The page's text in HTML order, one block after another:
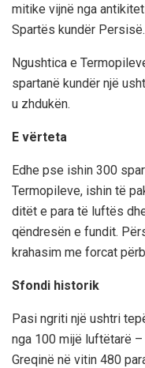
mitike vijnë nga
Spartës kundër Persisë.
Ngushtica e
spartanë kundër një
u zhdukën.
E vërteta
Edhe pse ishin 300
Termopileve, ishin të
ditët e para të luftës
qëndresën e fundit.
krahasim me forcat
Sfondi historik
Pasi ngriti një ushtri
nga 100 mijë luftëtarë
Greqinë në vitin 480